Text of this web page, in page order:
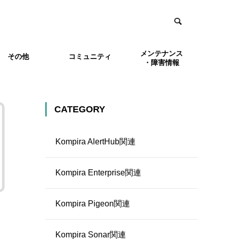
その他 コミュニティ
メンテナンス
・障害情報
セージとし
できるようになりました
Kroker
Kompiraシリーズ評価
CATEGORY
Kompira AlertHub関連
Kompira Enterprise関連
Kompira Pigeon関連
Kompira Sonar関連